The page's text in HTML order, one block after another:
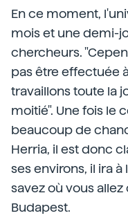
En ce moment,
mois et une demi-
chercheurs.
pas être effectuée
travaillons toute la
moitié". Une fois le
beaucoup de
Herria, il est donc
ses environs, il ira
savez où vous
Budapest.